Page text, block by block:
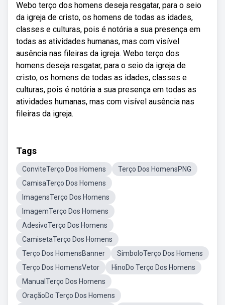
Webo terço dos homens deseja resgatar, para o seio
da igreja de cristo, os homens de todas as idades,
classes e culturas, pois é notória a sua presença em
todas as atividades humanas, mas com visível
ausência nas fileiras da igreja. Webo terço dos
homens deseja resgatar, para o seio da igreja de
cristo, os homens de todas as idades, classes e
culturas, pois é notória a sua presença em todas as
atividades humanas, mas com visível ausência nas
fileiras da igreja.
Tags
ConviteTerço Dos Homens
Terço Dos HomensPNG
CamisaTerço Dos Homens
ImagensTerço Dos Homens
ImagemTerço Dos Homens
AdesivoTerço Dos Homens
CamisetaTerço Dos Homens
Terço Dos HomensBanner
SimboloTerço Dos Homens
Terço Dos HomensVetor
HinoDo Terço Dos Homens
ManualTerço Dos Homens
OraçãoDo Terço Dos Homens